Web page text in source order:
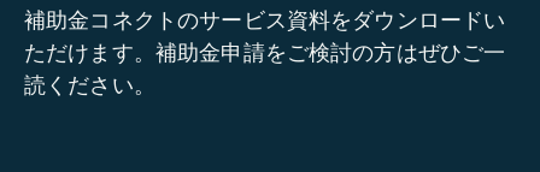
補助金コネクトのサービス資料をダウンロードい
ただけます。補助金申請をご検討の方はぜひご一
読ください。